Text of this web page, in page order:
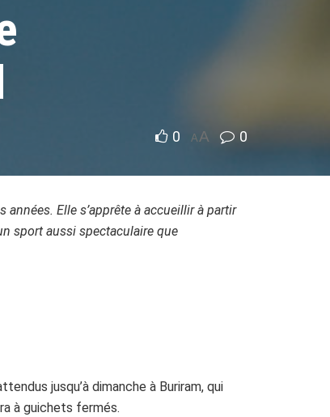
0 A A 0
Elle s’apprête à accueillir à partir
sport aussi spectaculaire que
jusqu’à dimanche à Buriram, qui
à guichets fermés.